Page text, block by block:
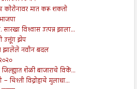
कोरोनावर मात करू शकतो
विश्‍वास उत्पन्न झाला...
उत्तूंग झेप
झालेले नवीन बदल
शेळी बाजाराचे विकें...
चिश्ती विद्रोहाचे मुलाधा...